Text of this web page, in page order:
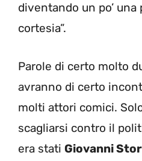
diventando un po’
cortesia”.
Parole di certo molto
avranno di certo
molti attori comici.
scagliarsi contro il
era stati Giovanni